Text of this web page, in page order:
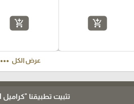
add_shopping_cart
add_shopping_cart
عرض الكل more_horiz
تثبيت تطبيقنا "كراميل Caramel"